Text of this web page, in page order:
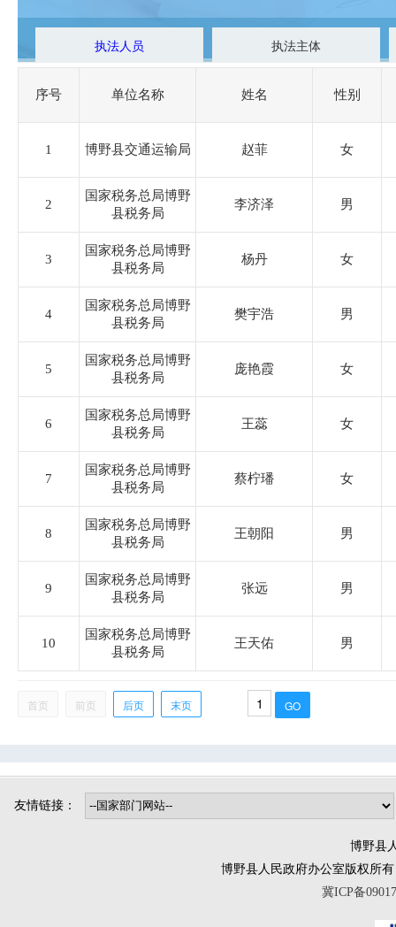
自然资源和规划局
交通运输局
住房和城乡建设局
税务局
农业农村和水利局
卫生健康局
审计局
市场监督管理局
应急管理局
统计局
司法局
烟草专卖局
博野镇
小店镇
程委镇
东墟镇
执法人员 执法主体
序号 单位名称 姓名 性别
1 博野县交通运输局 赵菲 女
2
国家税务总局博野
县税务局
李济泽 男
3
国家税务总局博野
县税务局
杨丹 女
4
国家税务总局博野
县税务局
樊宇浩 男
5
国家税务总局博野
县税务局
庞艳霞 女
6
国家税务总局博野
县税务局
王蕊 女
7
国家税务总局博野
县税务局
蔡柠璠 女
8
国家税务总局博野
县税务局
王朝阳 男
9
国家税务总局博野
县税务局
张远 男
10
国家税务总局博野
县税务局
王天佑 男
首页 前页 后页 末页